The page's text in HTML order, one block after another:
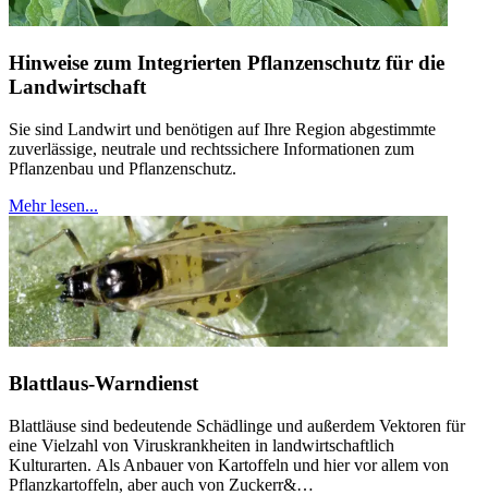
Hinweise zum Integrierten Pflanzenschutz für die
Landwirtschaft
Sie sind Landwirt und benötigen auf Ihre Region abgestimmte
zuverlässige, neutrale und rechtssichere Informationen zum
Pflanzenbau und Pflanzenschutz.
Mehr lesen...
Blattlaus-Warndienst
Blattläuse sind bedeutende Schädlinge und außerdem Vektoren für
eine Vielzahl von Viruskrankheiten in landwirtschaftlich
Kulturarten. Als Anbauer von Kartoffeln und hier vor allem von
Pflanzkartoffeln, aber auch von Zuckerr&…